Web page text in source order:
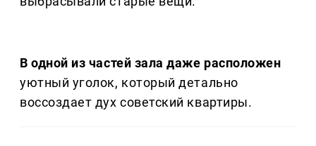
В одной из частей зала даже расположен
уютный уголок, который детально
воссоздает дух советский квартиры.